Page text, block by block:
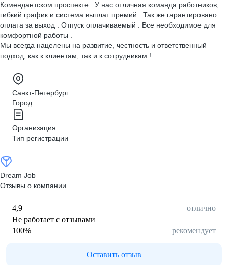
Комендантском проспекте . У нас отличная команда работников,
гибкий график и система выплат премий . Так же гарантировано
оплата за выход . Отпуск оплачиваемый . Все необходимое для
комфортной работы .
Мы всегда нацелены на развитие, честность и ответственный
подход, как к клиентам, так и к сотрудникам !
Санкт-Петербург
Город
Организация
Тип регистрации
Dream Job
Отзывы о компании
4,9
отлично
Не работает с отзывами
100% рекомендует
Оставить отзыв